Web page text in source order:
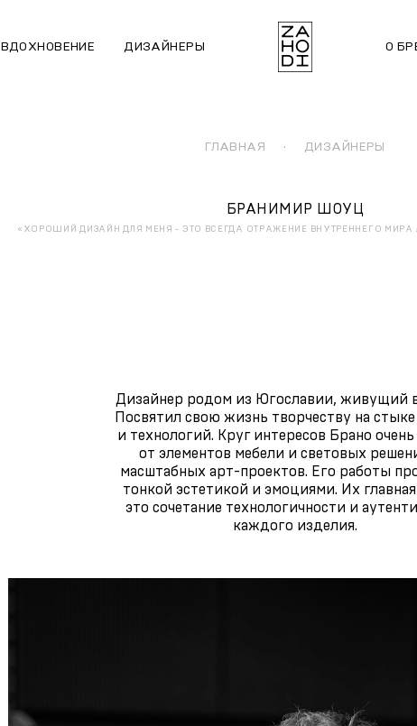
ВДОХНОВЕНИЕ ДИЗАЙНЕРЫ О
ГЛАВНАЯ · ДИЗАЙНЕРЫ
БРАНИМИР ШОУЦ
«ХОРОШИЙ ДИЗАЙН ДЛЯ МЕНЯ - ЭТО ВСЕГДА ОТРАЖЕНИЕ ВНУТРЕННЕГО
Дизайнер родом из Югославии, живущий
Посвятил свою жизнь творчеству на
и технологий. Круг интересов Брано
от элементов мебели и световых
масштабных арт-проектов. Его работы
тонкой эстетикой и эмоциями. Их
это сочетание технологичности и
каждого изделия.